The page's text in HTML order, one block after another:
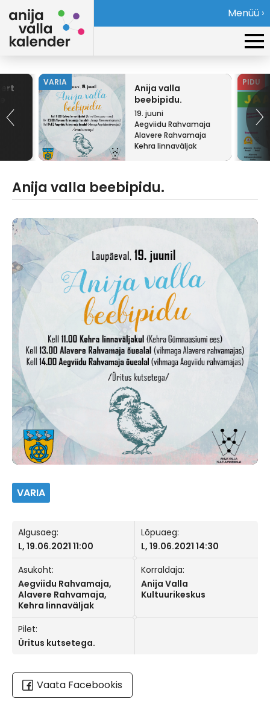
Menüü ›
VARIA
Anija valla
beebipidu.
19. juuni
Aegviidu Rahvamaja
Alavere Rahvamaja
Kehra linnaväljak
PIDU
Anija valla beebipidu.
VARIA
Algusaeg:
L, 19.06.2021 11:00
Lõpuaeg:
L, 19.06.2021 14:30
Asukoht:
Aegviidu Rahvamaja,
Alavere Rahvamaja,
Kehra linnaväljak
Korraldaja:
Anija Valla
Kultuurikeskus
Pilet:
Üritus kutsetega.
Vaata Facebookis